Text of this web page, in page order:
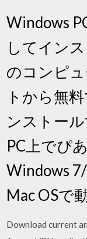
Windows
してイン
のコンピ
トから無
ンストー
PC上でぴ
Windows
Mac OSで
Download current